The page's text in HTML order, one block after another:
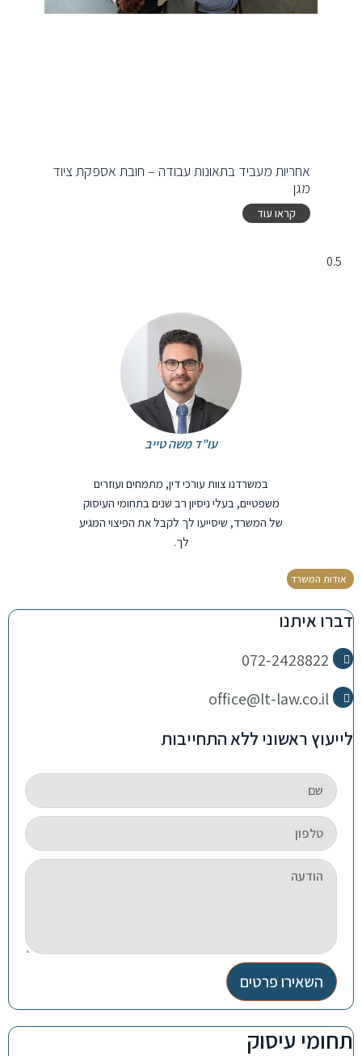
אחריות מעביד בתאונות עבודה – חובת אספקת ציוד
מגן
קראו עוד
עו"ד משה טייב
במשרדנו צוות עורכי דין, מתמחים ועוזרים
משפטיים, בעלי ניסיון רב שנים בתחומי העיסוק
של המשרד, שיסייעו לך לקבל את הפיצוי המגיע
לך.
אודות המשרד
דברו איתנו
072-2428822
office@lt-law.co.il
לייעוץ ראשוני ללא התחייבות
השאירו פרטים
תחומי עיסוק